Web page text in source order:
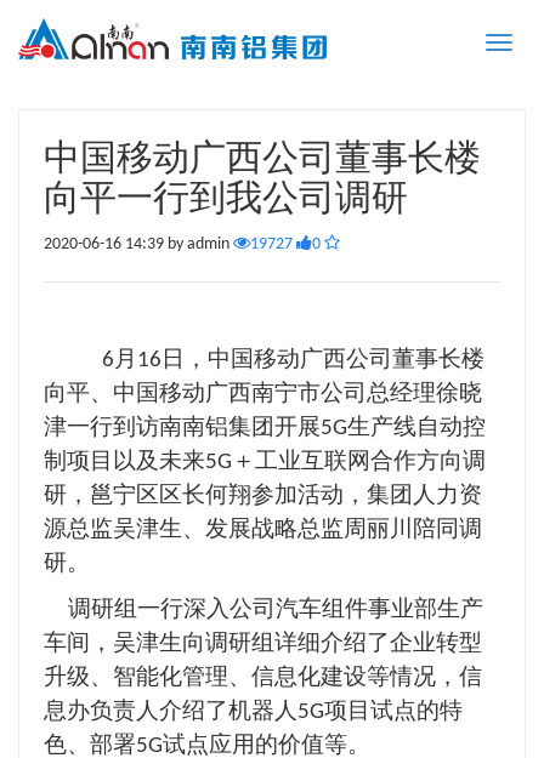
Toggle
中国移动广西公司董事长楼
向平一行到我公司调研
2020-06-16 14:39 by admin 19727 0
6 月 16 日，中国移动广西公司董事长楼
向平、中国移动广西南宁市公司总经理徐晓
津一行到访南南铝集团开展5G生产线自动控
制项目以及未来5G ＋工业互联网合作方向调
研，邕宁区区长何翔参加活动，集团人力资
源总监吴津生、发展战略总监周丽川陪同调
研。
调研组一行深入公司汽车组件事业部生产
车间，吴津生向调研组详细介绍了企业转型
升级、智能化管理、信息化建设等情况，信
息办负责人介绍了机器人 5G项目试点的特
色、部署5G试点应用的价值等。